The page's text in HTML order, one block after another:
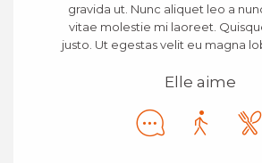
gravida ut. Nunc aliquet leo a
vitae molestie mi laoreet.
justo. Ut egestas velit eu magna
Elle aime